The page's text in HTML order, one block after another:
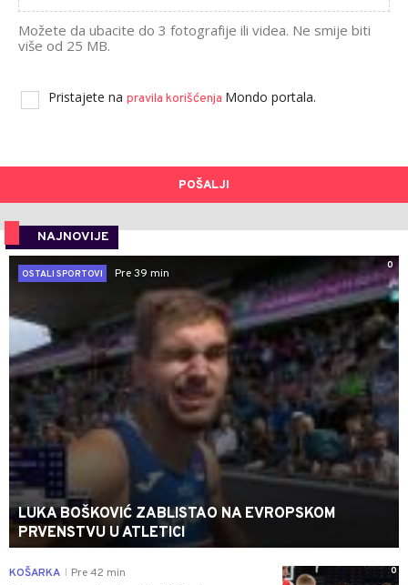
Možete da ubacite do 3 fotografije ili videa. Ne smije biti
više od 25 MB.
Pristajete na pravila korišćenja Mondo portala.
POŠALJI
NAJNOVIJE
0
OSTALI SPORTOVI
Pre 39 min
LUKA BOŠKOVIĆ ZABLISTAO NA EVROPSKOM
PRVENSTVU U ATLETICI
0
KOŠARKA Pre 42 min